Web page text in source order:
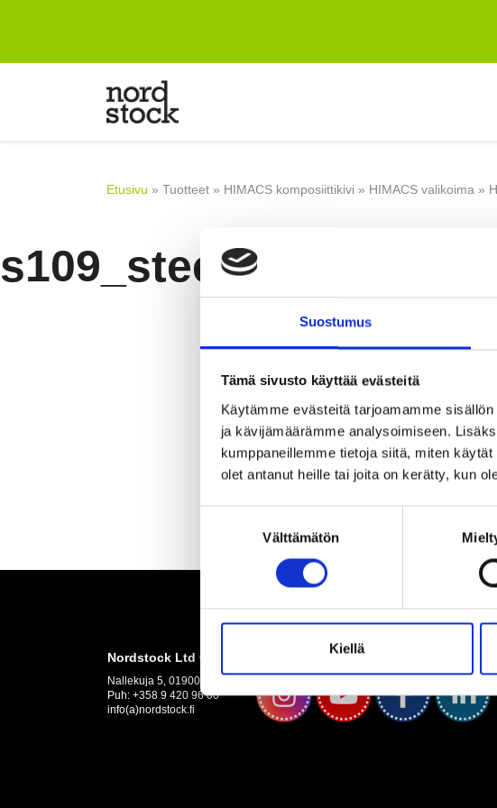
Suostumus
Tämä sivusto käyttää evästeitä
Käytämme evästeitä tarjoamamme
ja kävijämäärämme analysoimiseen.
kumppaneillemme tietoja siitä, miten
olet antanut heille tai joita on kerätty, kun
Välttämätön
Kiellä
Referenssit
Yhteystiedot
Etusivu » Tuotteet » HIMACS komposiittikivi » HIMACS valikoima »
s109_steel_grey_w
Nordstock Ltd Oy
Nallekuja 5, 01900 Nurmijärvi
Puh: +358 9 420 96 00
info(a)nordstock.fi